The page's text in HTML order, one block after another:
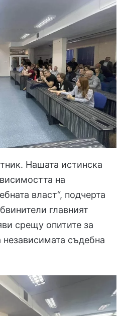
Нашата истинска
на
власт“, подчерта
главният
срещу опитите за
независимата съдебна